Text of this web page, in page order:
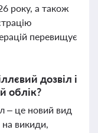
року, а також
перевищує
дозвіл і
облік?
– це новий вид
на викиди,